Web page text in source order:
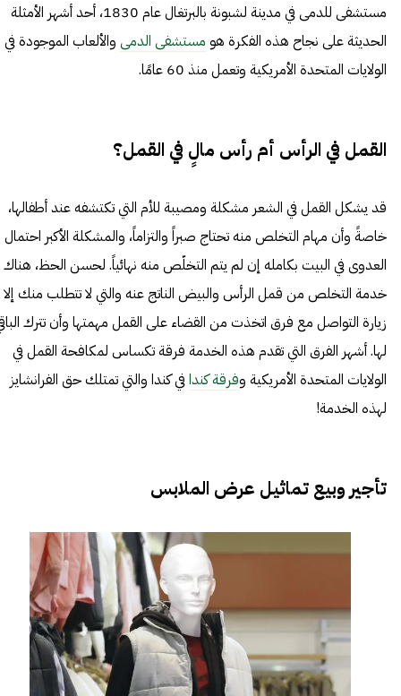
مستشفى للدمى في مدينة لشبونة بالبرتغال عام 1830، أحد أشهر الأمثلة
الحديثة على نجاح هذه الفكرة هو مستشفى الدمى والألعاب الموجودة في
الولايات المتحدة الأمريكية وتعمل منذ 60 عامًا.
القمل في الرأس أم رأس مالٍ في القمل؟
قد يشكل القمل في الشعر مشكلة ومصيبة للأم التي تكتشفه عند أطفالها،
خاصةً وأن مهام التخلص منه تحتاج صبراً والتزاماً، والمشكلة الأكبر احتمال
العدوى في البيت بكامله إن لم يتم التخلّص منه نهائياً. لحسن الحظ، هناك
خدمة التخلص من قمل الرأس والبيض الناتج عنه والتي لا تتطلب منك إلا
زيارة التواصل مع فرق اتخذت من القضاء على القمل مهمتها وأن تترك
لها. أشهر الفرق التي تقدم هذه الخدمة فرقة تكساس لمكافحة القمل في
الولايات المتحدة الأمريكية وفرقة كندافي كندا والتي تمتلك حق الفرانشايز
لهذه الخدمة!
تأجير وبيع تماثيل عرض الملابس